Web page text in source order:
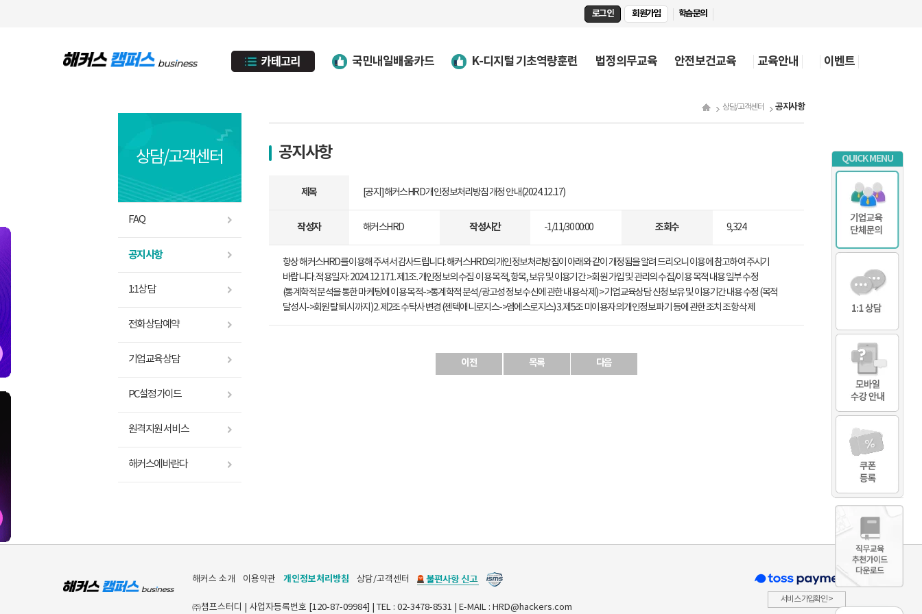
국민내일배움카드 K-디지털 기초역량훈련 법정의무교육 안전보건교육 교육안내 이벤트
로그인 회원가입 학습문의
상담/고객센터
FAQ
공지사항
1:1상담
전화상담예약
기업교육상담
PC설정가이드
원격지원 서비스
해커스에바란다
상담/고객센터 공지사항
공지사항
제목 [공지]해커스HRD 개인정보처리방침 개정 안내(2024. 12. 17)
작성자 해커스HRD 작성시간 -1/11/30 00:00 조회수 9,324
항상 해커스HRD를 이용해 주셔서 감사드립니다. 해커스HRD의 개인정보처리방침이 아래와 같이 개정됨을 알려 드리오니 이용에 참고하여 주시기
바랍니다. 적용일자 : 2024. 12. 17 1. 제1조. 개인정보의 수집∙이용 목적, 항목, 보유 및 이용기간 > 회원 가입 및 관리의 수집/이용 목적 내용 일부 수정
(통계학적 분석을 통한 마케팅에 이용 목적->통계학적 분석/ 광고성 정보 수신에 관한 내용 삭제) > 기업교육상담 신청 보유 및 이용기간 내용 수정 (목적
달성시->회원 탈퇴 시까지) 2. 제2조 수탁사 변경 (젠텍애니로지스->엠에스로지스) 3. 제5조 미이용자의 개인정보 파기 등에 관한 조치 조항 삭제
이전 목록 다음
해커스 소개 이용약관 개인정보처리방침 상담/고객센터
㈜챔프스터디 | 사업자등록번호 [120-87-09984] | TEL : 02-3478-8531 | E-MAIL : HRD@hackers.com
서비스 가입확인 >
QUICK MENU